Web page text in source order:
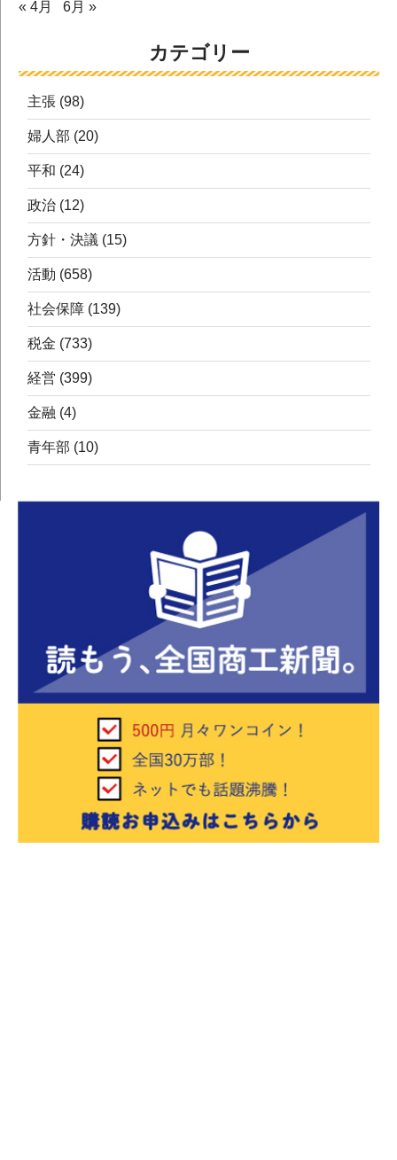
« 4月
6月 »
カテゴリー
主張 (98)
婦人部 (20)
平和 (24)
政治 (12)
方針・決議 (15)
活動 (658)
社会保障 (139)
税金 (733)
経営 (399)
金融 (4)
青年部 (10)